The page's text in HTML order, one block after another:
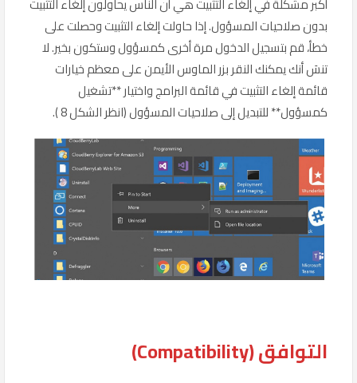
بدون صلاحيات المسؤول. إذا حاولت إلغاء التثبيت وحصلت على
خطأ، قم بتسجيل الدخول مرة أخرى كمسؤول وستكون بخير. لا
تنسَ أنك يمكنك النقر بزر الماوس الأيمن على معظم خيارات
قائمة إلغاء التثبيت في قائمة البرامج واختيار **تشغيل
كمسؤول** للتبديل إلى صلاحيات المسؤول (انظر الشكل 8 ).
التوافق (Compatibility)